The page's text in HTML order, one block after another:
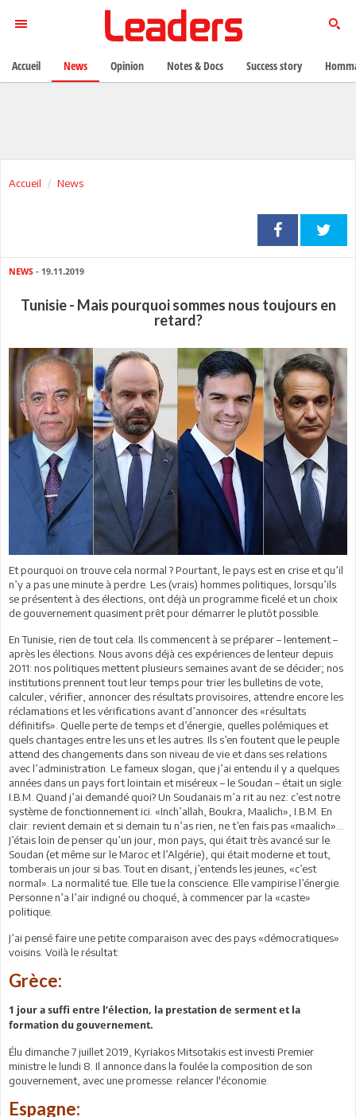
Accueil News
NEWS - 19.11.2019
Tunisie - Mais pourquoi sommes nous toujours en
retard?
Et pourquoi on trouve cela normal ? Pourtant, le pays est en crise et qu’il
n’y a pas une minute à perdre. Les (vrais) hommes politiques, lorsqu’ils
se présentent à des élections, ont déjà un programme ficelé et un choix
de gouvernement quasiment prêt pour démarrer le plutôt possible.
En Tunisie, rien de tout cela. Ils commencent à se préparer – lentement –
après les élections. Nous avons déjà ces expériences de lenteur depuis
2011: nos politiques mettent plusieurs semaines avant de se décider; nos
institutions prennent tout leur temps pour trier les bulletins de vote,
calculer, vérifier, annoncer des résultats provisoires, attendre encore les
réclamations et les vérifications avant d’annoncer des «résultats
définitifs». Quelle perte de temps et d’énergie, quelles polémiques et
quels chantages entre les uns et les autres. Ils s’en foutent que le peuple
attend des changements dans son niveau de vie et dans ses relations
avec l’administration. Le fameux slogan, que j’ai entendu il y a quelques
années dans un pays fort lointain et miséreux – le Soudan – était un sigle:
I.B.M. Quand j’ai demandé quoi? Un Soudanais m’a rit au nez: c’est notre
système de fonctionnement ici. «Inch’allah, Boukra, Maalich», I.B.M. En
clair: revient demain et si demain tu n’as rien, ne t’en fais pas «maalich»…
J’étais loin de penser qu’un jour, mon pays, qui était très avancé sur le
Soudan (et même sur le Maroc et l’Algérie), qui était moderne et tout,
tomberais un jour si bas. Tout en disant, j’entends les jeunes, «c’est
normal». La normalité tue. Elle tue la conscience. Elle vampirise l’énergie.
Personne n’a l’air indigné ou choqué, à commencer par la «caste»
politique.
J’ai pensé faire une petite comparaison avec des pays «démocratiques»
voisins. Voilà le résultat:
Grèce:
1 jour a suffi entre l’élection, la prestation de serment et la
formation du gouvernement.
Élu dimanche 7 juillet 2019, Kyriakos Mitsotakis est investi Premier
ministre le lundi 8. Il annonce dans la foulée la composition de son
gouvernement, avec une promesse: relancer l'économie.
Espagne:
Accueil News Opinion Notes & Docs Success story